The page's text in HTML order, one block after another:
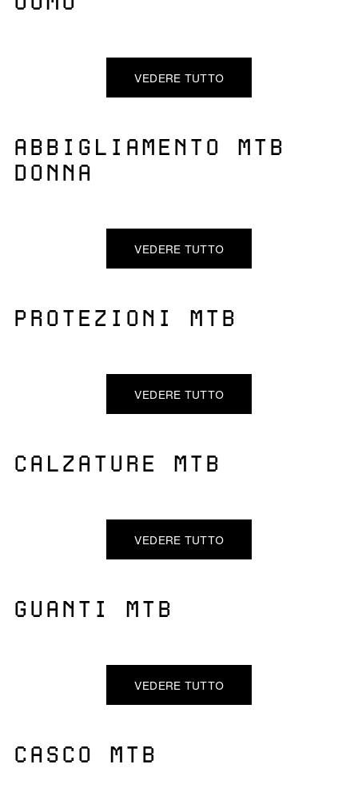
VEDERE TUTTO
ABBIGLIAMENTO MTB
DONNA
VEDERE TUTTO
PROTEZIONI MTB
VEDERE TUTTO
CALZATURE MTB
VEDERE TUTTO
GUANTI MTB
VEDERE TUTTO
CASCO MTB